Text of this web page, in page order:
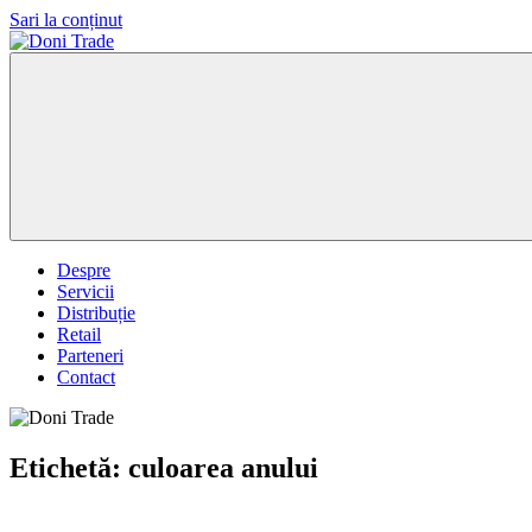
Sari la conținut
Despre
Servicii
Distribuție
Retail
Parteneri
Contact
Etichetă: culoarea anului